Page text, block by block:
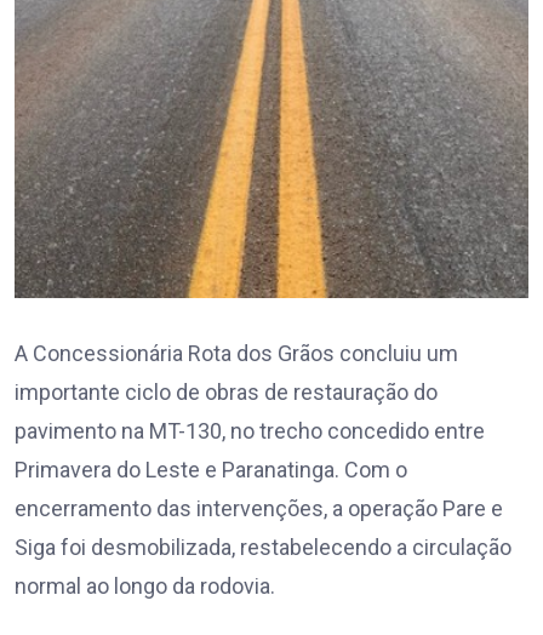
A Concessionária Rota dos Grãos concluiu um
importante ciclo de obras de restauração do
pavimento na MT-130, no trecho concedido entre
Primavera do Leste e Paranatinga. Com o
encerramento das intervenções, a operação Pare e
Siga foi desmobilizada, restabelecendo a circulação
normal ao longo da rodovia.